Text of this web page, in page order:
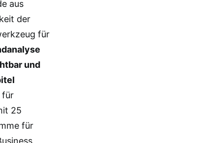
aus
der
für
und
für
25
für